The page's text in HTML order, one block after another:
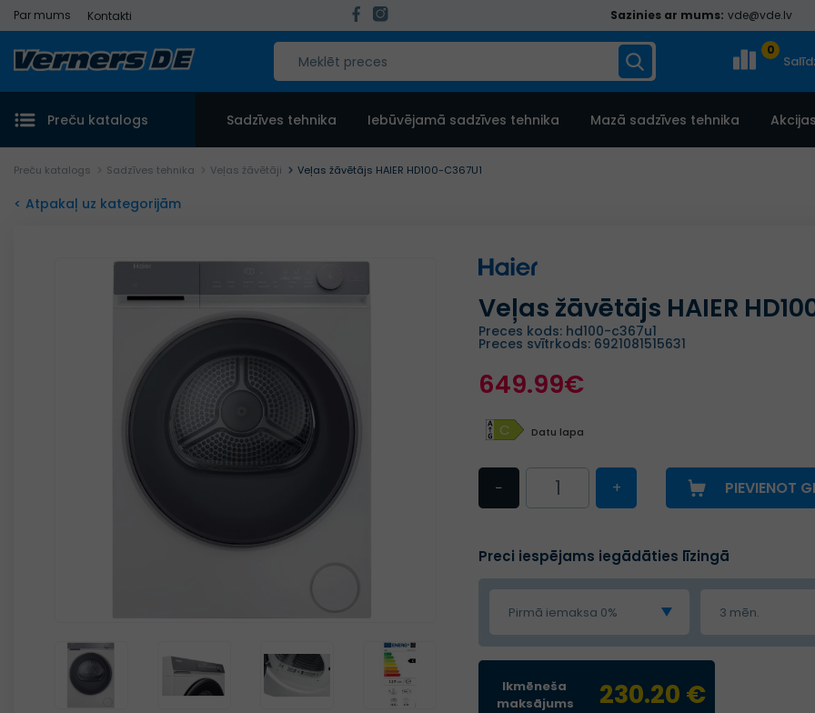
Par mums Kontakti Sazinies ar mums: vde@vde.lv
0
Preču katalogs Sadzīves tehnika Iebūvējamā sadzīves tehnika Mazā sadzīves tehnika
Preču katalogs Sadzīves tehnika Veļas žāvētāji Veļas žāvētājs HAIER HD100-C367U1
< Atpakaļ uz kategorijām
Veļas žāvētājs HAIER
Preces kods: hd100-c367u1
Preces svītrkods: 6921081515631
649.99€
C Datu lapa
− + PIEVIENOT
Preci iespējams iegādāties līzingā
Pirmā iemaksa 0% 3 mēn.
Ikmēneša
maksājums
230.20 €